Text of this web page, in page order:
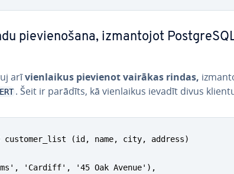
pie­vie­no­ša­na, iz­man­to­jot
arīvien­lai­kus pievienot vairākas rindas,
. Šeit ir parādīts, kā vien­lai­kus ievadīt divus
customer_list (id, name, city, address)
'Cardiff', '45 Oak Avenue'),